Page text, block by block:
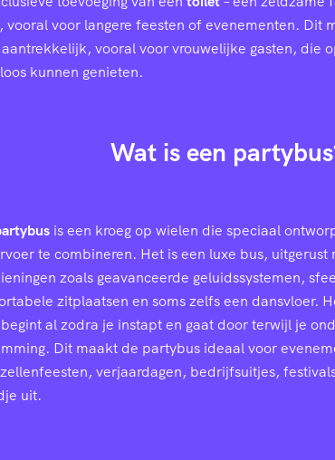
vooral voor langere feesten of evenementen. Dit
vooral voor vrouwelijke gasten, die
kunnen genieten.
Wat is een
is een kroeg op wielen die speciaal
te combineren. Het is een luxe bus, uitgerust
zoals geavanceerde geluidssystemen,
zitplaatsen en soms zelfs een dansvloer.
al zodra je instapt en gaat door terwijl je
Dit maakt de partybus ideaal voor
verjaardagen, bedrijfsuitjes,
uit.